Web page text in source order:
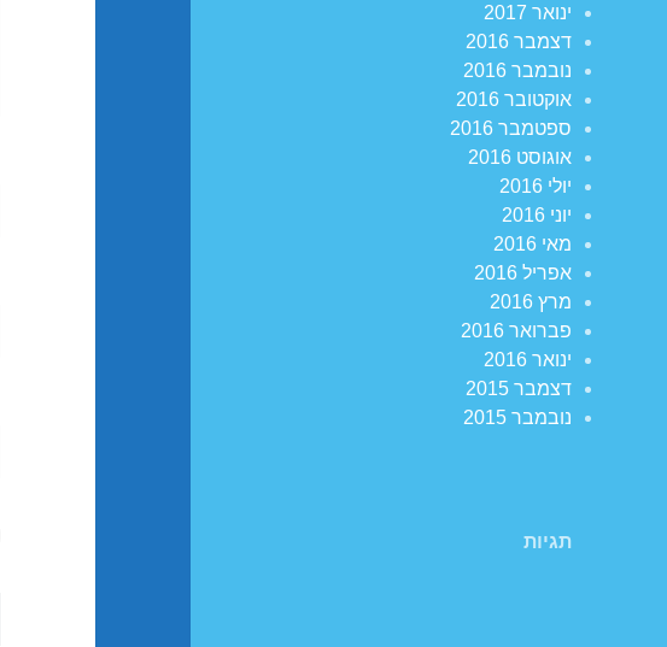
ינואר 2017
דצמבר 2016
נובמבר 2016
אוקטובר 2016
ספטמבר 2016
אוגוסט 2016
יולי 2016
יוני 2016
מאי 2016
אפריל 2016
מרץ 2016
פברואר 2016
ינואר 2016
דצמבר 2015
נובמבר 2015
תגיות